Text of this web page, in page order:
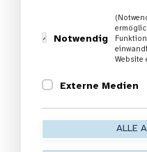
neu in den Vorstand
Notwendig
Website
Externe Medien
ALLE